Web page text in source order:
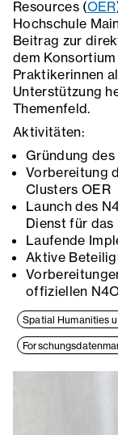
Spatial Humanities
Resources (OER
Hochschule
Beitrag zur
dem
Praktikerinnen
Unterstützung
Themenfeld.
Aktivitäten:
Gründung
Vorbereitung
Clusters OER
Launch des
Dienst für das
Laufende
Aktive
offiziellen